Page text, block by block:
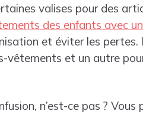
valises pour des
des enfants avec
et éviter les pertes.
vêtements et un autre
n’est-ce pas ? Vous